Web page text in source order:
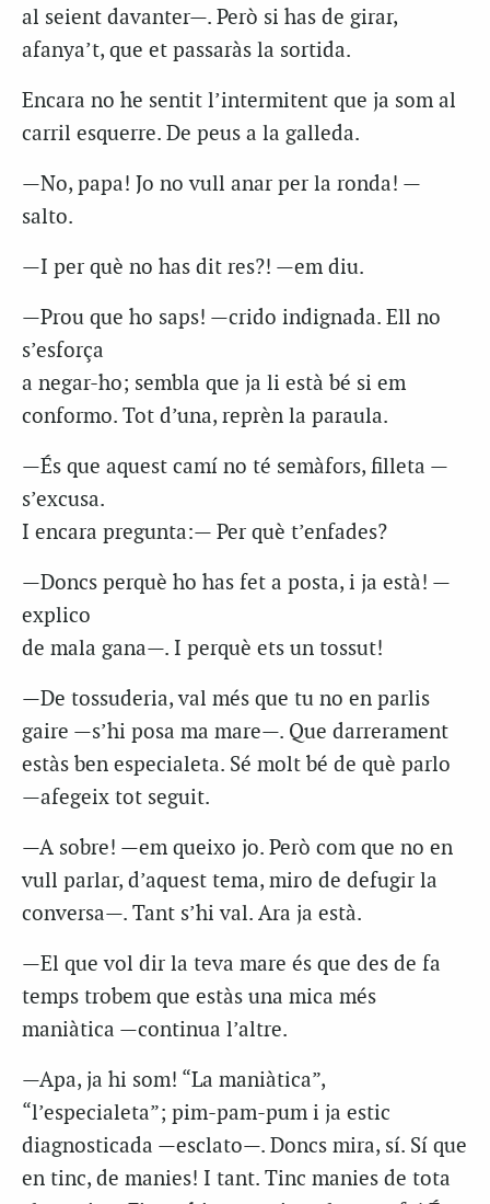
al seient davanter—. Però si has de girar,
afanya’t, que et passaràs la sortida.
Encara no he sentit l’intermitent que ja som al
carril esquerre. De peus a la galleda.
—No, papa! Jo no vull anar per la ronda! —
salto.
—I per què no has dit res?! —em diu.
—Prou que ho saps! —crido indignada. Ell no
s’esforça
a negar-ho; sembla que ja li està bé si em
conformo. Tot d’una, reprèn la paraula.
—És que aquest camí no té semàfors, filleta —
s’excusa.
I encara pregunta:— Per què t’enfades?
—Doncs perquè ho has fet a posta, i ja està! —
explico
de mala gana—. I perquè ets un tossut!
—De tossuderia, val més que tu no en parlis
gaire —s’hi posa ma mare—. Que darrerament
estàs ben especialeta. Sé molt bé de què parlo
—afegeix tot seguit.
—A sobre! —em queixo jo. Però com que no en
vull parlar, d’aquest tema, miro de defugir la
conversa—. Tant s’hi val. Ara ja està.
—El que vol dir la teva mare és que des de fa
temps trobem que estàs una mica més
maniàtica —continua l’altre.
—Apa, ja hi som! “La maniàtica”,
“l’especialeta”; pim-pam-pum i ja estic
diagnosticada —esclato—. Doncs mira, sí. Sí que
en tinc, de manies! I tant. Tinc manies de tota